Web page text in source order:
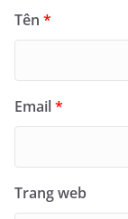
Tên *
Email*
Trang web